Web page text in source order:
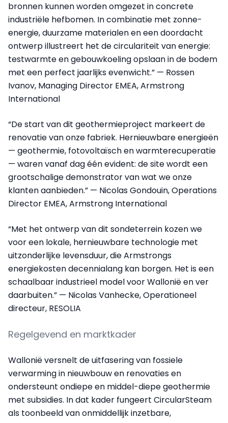
bronnen kunnen worden omgezet in concrete
industriële hefbomen. In combinatie met zonne-
energie, duurzame materialen en een doordacht
ontwerp illustreert het de circulariteit van energie:
testwarmte en gebouwkoeling opslaan in de bodem
met een perfect jaarlijks evenwicht.” — Rossen
Ivanov, Managing Director EMEA, Armstrong
International
“De start van dit geothermieproject markeert de
renovatie van onze fabriek. Hernieuwbare energieën
— geothermie, fotovoltaïsch en warmterecuperatie
— waren vanaf dag één evident: de site wordt een
grootschalige demonstrator van wat we onze
klanten aanbieden.” — Nicolas Gondouin, Operations
Director EMEA, Armstrong International
“Met het ontwerp van dit sondeterrein kozen we
voor een lokale, hernieuwbare technologie met
uitzonderlijke levensduur, die Armstrongs
energiekosten decennialang kan borgen. Het is een
schaalbaar industrieel model voor Wallonië en ver
daarbuiten.” — Nicolas Vanhecke, Operationeel
directeur, RESOLIA
Regelgevend en marktkader
Wallonië versnelt de uitfasering van fossiele
verwarming in nieuwbouw en renovaties en
ondersteunt ondiepe en middel-diepe geothermie
met subsidies. In dat kader fungeert CircularSteam
als toonbeeld van onmiddellijk inzetbare,